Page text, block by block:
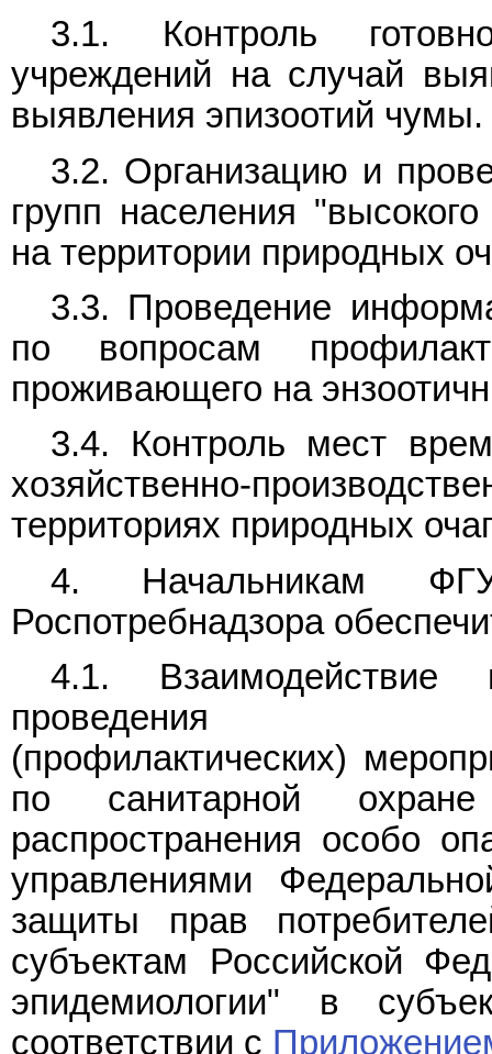
3.1. Контроль
учреждений на случай
выявления эпизоотий чумы.
3.2. Организацию и
групп населения
на территории природных
3.3. Проведение
по вопросам
проживающего на
3.4. Контроль мест
хозяйственно-
территориях природных
4. Начальникам
Роспотребнадзора
4.1.
проведения
(профилактических)
по санитарной
распространения особо
управлениями
защиты прав
субъектам Российской
эпидемиологии" в
соответствии с